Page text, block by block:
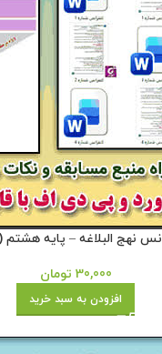
30,000 تومان
افزودن به سبد خرید